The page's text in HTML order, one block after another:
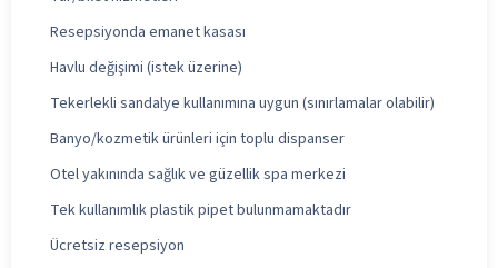
Resepsiyonda emanet kasası
Havlu değişimi (istek üzerine)
Tekerlekli sandalye kullanımına uygun (sınırlamalar olabilir)
Banyo/kozmetik ürünleri için toplu dispanser
Otel yakınında sağlık ve güzellik spa merkezi
Tek kullanımlık plastik pipet bulunmamaktadır
Ücretsiz resepsiyon